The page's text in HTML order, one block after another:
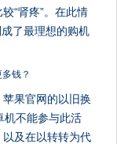
“肾疼”。在此情
了最理想的购机
果官网的以旧换
机不能参与此活
及在以转转为代